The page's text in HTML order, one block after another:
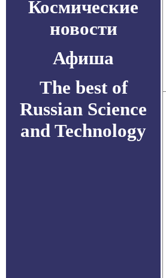
Космические
новости
Афиша
The best of
Russian Science
and Technology